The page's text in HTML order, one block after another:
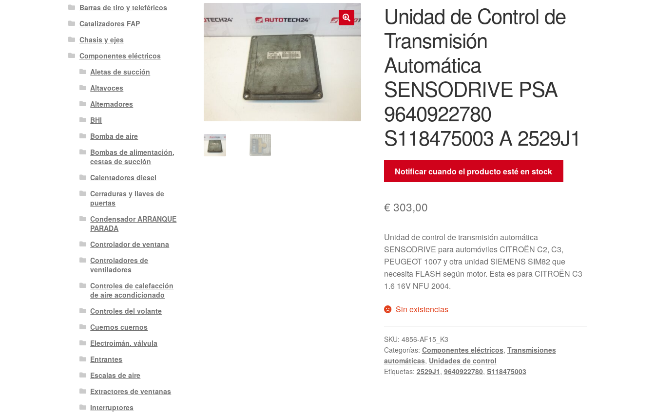
Unidad de Control de
Transmisión
Automática
SENSODRIVE PSA
9640922780
S118475003 A 2529J1
Notificar cuando el producto esté en stock
€ 303,00
Unidad de control de transmisión automática
SENSODRIVE para automóviles CITROËN C2, C3,
PEUGEOT 1007 y otra unidad SIEMENS SIM82 que
necesita FLASH según motor. Esta es para CITROËN C3
1.6 16V NFU 2004.
Sin existencias
SKU: 4856-AF15_K3
Categorías: Componentes eléctricos, Transmisiones
automáticas, Unidades de control
Etiquetas: 2529J1, 9640922780, S118475003
Barras de tiro y teleféricos
Catalizadores FAP
Chasis y ejes
Componentes eléctricos
Aletas de succión
Altavoces
Alternadores
BHI
Bomba de aire
Bombas de alimentación,
cestas de succión
Calentadores diesel
Cerraduras y llaves de
puertas
Condensador ARRANQUE
PARADA
Controlador de ventana
Controladores de
ventiladores
Controles de calefacción
de aire acondicionado
Controles del volante
Cuernos cuernos
Electroimán. válvula
Entrantes
Escalas de aire
Extractores de ventanas
Interruptores